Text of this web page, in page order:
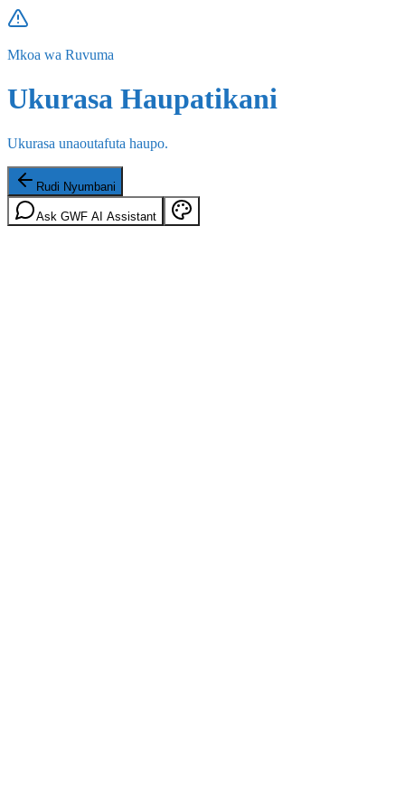
Mkoa wa Ruvuma
Ukurasa Haupatikani
Ukurasa unaoutafuta haupo.
Rudi Nyumbani
Ask GWF AI Assistant